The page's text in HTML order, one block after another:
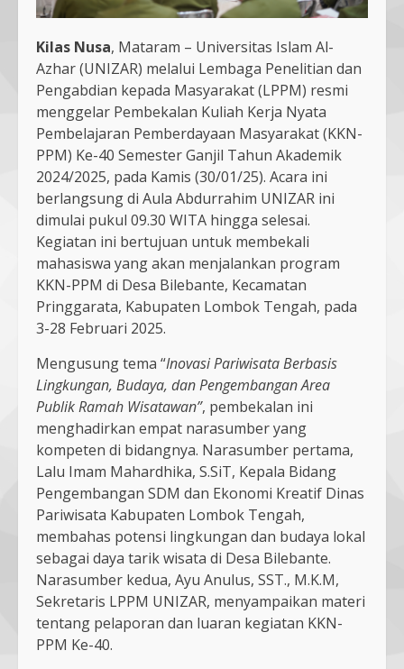
Kilas Nusa, Mataram – Universitas Islam Al-
Azhar (UNIZAR) melalui Lembaga Penelitian dan
Pengabdian kepada Masyarakat (LPPM) resmi
menggelar Pembekalan Kuliah Kerja Nyata
Pembelajaran Pemberdayaan Masyarakat (KKN-
PPM) Ke-40 Semester Ganjil Tahun Akademik
2024/2025, pada Kamis (30/01/25). Acara ini
berlangsung di Aula Abdurrahim UNIZAR ini
dimulai pukul 09.30 WITA hingga selesai.
Kegiatan ini bertujuan untuk membekali
mahasiswa yang akan menjalankan program
KKN-PPM di Desa Bilebante, Kecamatan
Pringgarata, Kabupaten Lombok Tengah, pada
3-28 Februari 2025.
Mengusung tema “Inovasi Pariwisata Berbasis
Lingkungan, Budaya, dan Pengembangan Area
Publik Ramah Wisatawan”, pembekalan ini
menghadirkan empat narasumber yang
kompeten di bidangnya. Narasumber pertama,
Lalu Imam Mahardhika, S.SiT, Kepala Bidang
Pengembangan SDM dan Ekonomi Kreatif Dinas
Pariwisata Kabupaten Lombok Tengah,
membahas potensi lingkungan dan budaya lokal
sebagai daya tarik wisata di Desa Bilebante.
Narasumber kedua, Ayu Anulus, SST., M.K.M,
Sekretaris LPPM UNIZAR, menyampaikan materi
tentang pelaporan dan luaran kegiatan KKN-
PPM Ke-40.